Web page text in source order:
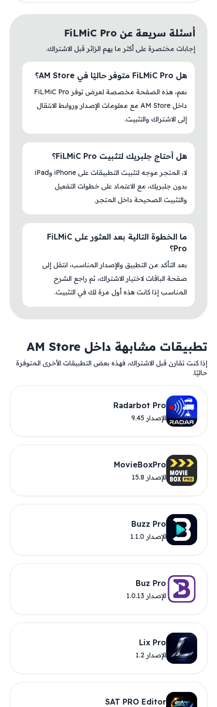
أسئلة سريعة عن FiLMiC Pro
إجابات مختصرة على أكثر ما يهم الزائر قبل الاشتراك.
هل FiLMiC Pro متوفر حاليًا في AM Store؟
نعم، هذه الصفحة مخصصة لعرض توفر FiLMiC Pro
داخل AM Store مع معلومات الإصدار وروابط الانتقال
إلى الاشتراك والتثبيت.
هل أحتاج جلبريك لتثبيت FiLMiC Pro؟
لا، المتجر موجه لتثبيت التطبيقات على iPhone وiPad
بدون جلبريك، مع الاعتماد على خطوات التفعيل
والتثبيت الصحيحة داخل المتجر.
ما الخطوة التالية بعد العثور على FiLMiC
Pro؟
بعد التأكد من التطبيق والإصدار المناسب، انتقل إلى
صفحة الباقات لاختيار الاشتراك، ثم راجع الشرح
المناسب إذا كانت هذه أول مرة لك في التثبيت.
تطبيقات مشابهة داخل AM Store
إذا كنت تقارن قبل الاشتراك، فهذه بعض التطبيقات الأخرى المتوفرة
حاليًا.
Radarbot Pro
الإصدار 9.45
MovieBoxPro
الإصدار 15.8
Buzz Pro
الإصدار 1.1.0
Buz Pro
الإصدار 1.0.13
Lix Pro
الإصدار 1.2
SAT PRO Editor